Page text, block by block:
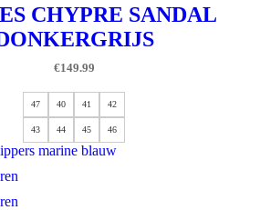
CHYPRE SANDAL
€149.99
47 40 41 42
43 44 45 46